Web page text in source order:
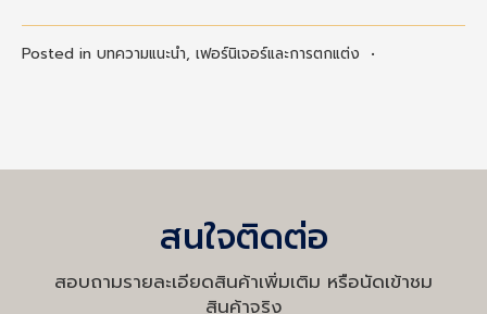
Posted in บทความแนะนำ, เฟอร์นิเจอร์และการตกแต่ง •
สนใจติดต่อ
สอบถามรายละเอียดสินค้าเพิ่มเติม หรือนัดเข้าชม
สินค้าจริง